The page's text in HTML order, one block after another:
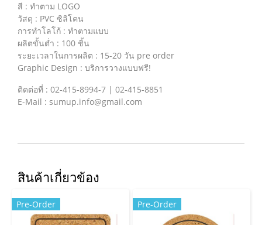
สี : ทำตาม LOGO
วัสดุ : PVC ซิลิโคน
การทำโลโก้ : ทำตามแบบ
ผลิตขั้นต่ำ : 100 ชิ้น
ระยะเวลาในการผลิต : 15-20 วัน pre order
Graphic Design : บริการวางแบบฟรี!
ติดต่อที่ : 02-415-8994-7 | 02-415-8851
E-Mail : sumup.info@gmail.com
สินค้าเกี่ยวข้อง
Pre-Order Pre-Order